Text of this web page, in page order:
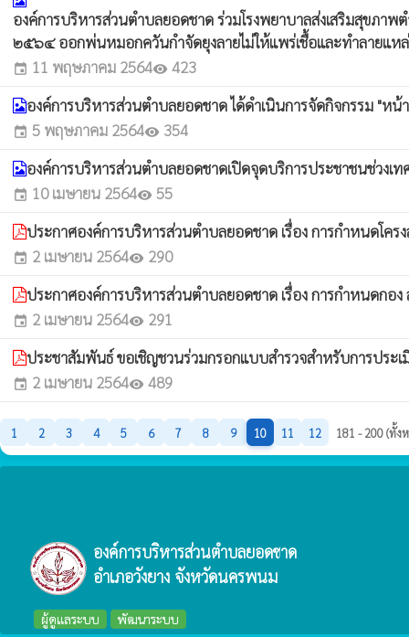
องค์การบริหารส่วนตำบลยอดชาด ร่วมโรงพยาบาลส่งเสริมสุขภ
๒๕๖๔ ออกพ่นหมอกควันกำจัดยุงลายไม่ให้แพร่เชื้อและทำลายแห
event 11 พฤษภาคม 2564visibility 423
องค์การบริหารส่วนตำบลยอดชาด ได้ดำเนินการจัดกิจกรรม "
event 5 พฤษภาคม 2564visibility 354
องค์การบริหารส่วนตำบลยอดชาดเปิดจุดบริการประชาชนช่วงเ
event 10 เมษายน 2564visibility 55
ประกาศองค์การบริหารส่วนตำบลยอดชาด เรื่อง การกำหนดโค
event 2 เมษายน 2564visibility 290
ประกาศองค์การบริหารส่วนตำบลยอดชาด เรื่อง การกำหนดกอ
event 2 เมษายน 2564visibility 291
ประชาสัมพันธ์ ขอเชิญชวนร่วมกรอกแบบสำรวจสำหรับการปร
event 2 เมษายน 2564visibility 489
1 2 3 4 5 6 7 8 9 10 11 12 181 - 200 (ทั้ง
องค์การบริหารส่วนตำบลยอดชาด
อำเภอวังยาง จังหวัดนครพนม
ผู้ดูแลระบบ พัฒนาระบบ